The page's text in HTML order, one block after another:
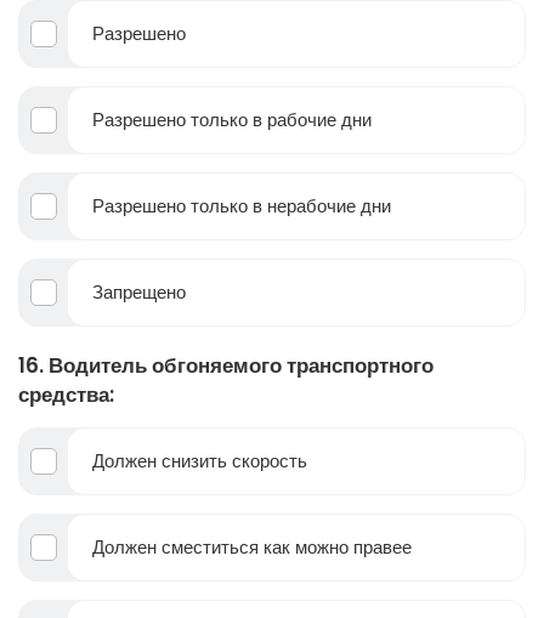
Разрешено
Разрешено только в рабочие дни
Разрешено только в нерабочие дни
Запрещено
16. Водитель обгоняемого транспортного
средства:
Должен снизить скорость
Должен сместиться как можно правее